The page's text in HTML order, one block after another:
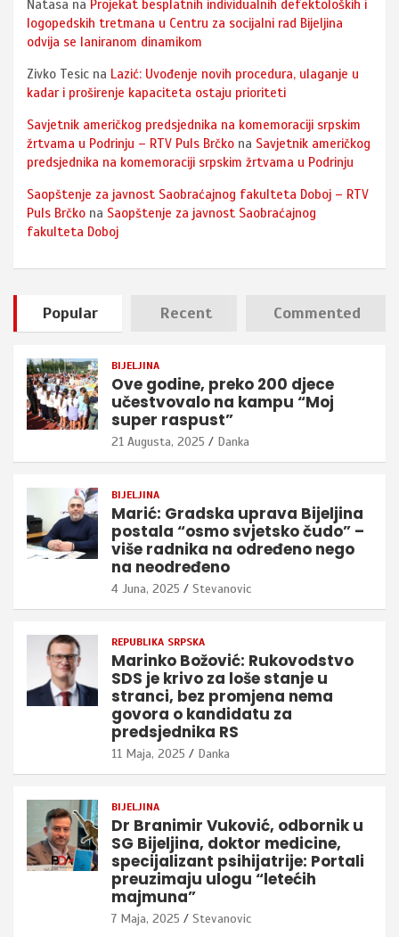
Natasa na Projekat besplatnih individualnih defektoloških i
logopedskih tretmana u Centru za socijalni rad Bijeljina
odvija se laniranom dinamikom
Zivko Tesic na Lazić: Uvođenje novih procedura, ulaganje u
kadar i proširenje kapaciteta ostaju prioriteti
Savjetnik američkog predsjednika na komemoraciji srpskim
žrtvama u Podrinju – RTV Puls Brčko na Savjetnik američkog
predsjednika na komemoraciji srpskim žrtvama u Podrinju
Saopštenje za javnost Saobraćajnog fakulteta Doboj – RTV
Puls Brčko na Saopštenje za javnost Saobraćajnog
fakulteta Doboj
Popular Recent Commented
BIJELJINA
Ove godine, preko 200 djece
učestvovalo na kampu “Moj
super raspust”
21 Augusta, 2025 Danka
BIJELJINA
Marić: Gradska uprava Bijeljina
postala “osmo svjetsko čudo” –
više radnika na određeno nego
na neodređeno
4 Juna, 2025 Stevanovic
REPUBLIKA SRPSKA
Marinko Božović: Rukovodstvo
SDS je krivo za loše stanje u
stranci, bez promjena nema
govora o kandidatu za
predsjednika RS
11 Maja, 2025 Danka
BIJELJINA
Dr Branimir Vuković, odbornik u
SG Bijeljina, doktor medicine,
specijalizant psihijatrije: Portali
preuzimaju ulogu “letećih
majmuna”
7 Maja, 2025 Stevanovic